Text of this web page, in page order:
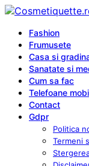
Fashion
Frumusete
Casa si
Sanatate si
Cum sa fac
Telefoane
Contact
Gdpr
Politica
Termeni